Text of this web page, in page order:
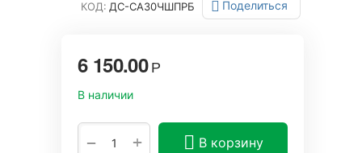
КОД: ДС-СА30ЧШПРБ Поделиться
6 150.00Р
В наличии
+
− В корзину